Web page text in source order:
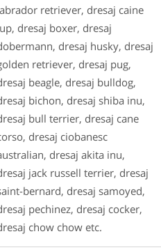
retriever, dresaj caine
dresaj boxer, dresaj
dresaj husky, dresaj
retriever, dresaj pug,
beagle, dresaj bulldog,
bichon, dresaj shiba inu,
bull terrier, dresaj cane
dresaj ciobanesc
dresaj akita inu,
jack russell terrier, dresaj
bernard, dresaj samoyed,
pechinez, dresaj cocker,
chow chow etc.